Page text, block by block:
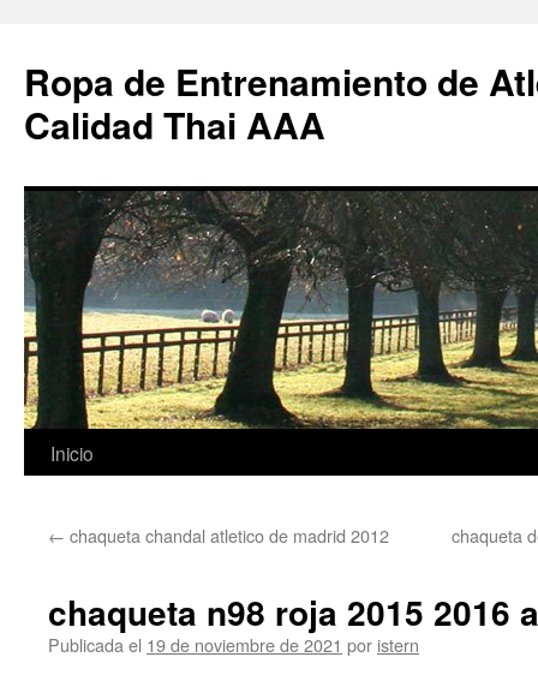
Ropa de Entrenamiento de
Calidad Thai AAA
Saltar
contenido
Inicio
← chaqueta chandal atletico de madrid 2012 chaqueta
chaqueta n98 roja 2015 2016
Publicada el 19 de noviembre de 2021 por istern